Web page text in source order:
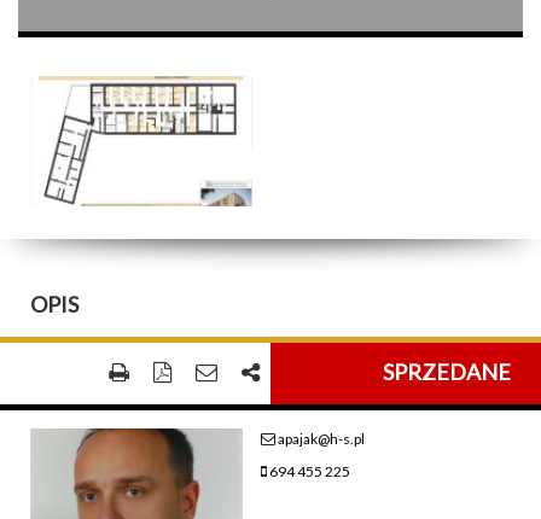
OPIS
SPRZEDANE
apajak@h-s.pl
694 455 225